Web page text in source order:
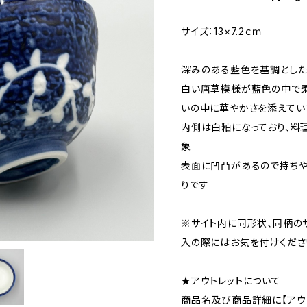
サイズ：13×7.2ｃｍ
深みのある藍色を基調とし
白い唐草模様が藍色の中で
いの中に華やかさを添えて
内側は白釉になっており、料
象
表面に凹凸があるので持ち
りです
※サイト内に同形状、同柄の
入の際にはお気を付けくださ
★アウトレットについて
商品名及び商品詳細に【ア